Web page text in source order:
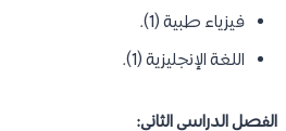
فيزياء طبية (1).
اللغة الإنجليزية (1).
الفصل الدراسي الثاني: